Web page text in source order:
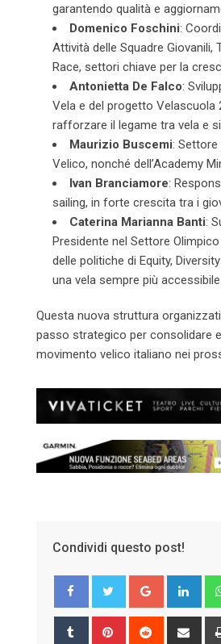
garantendo qualità e
Domenico Foschini:
Attività delle Squadre Giovanili,
Race, settori chiave per la
Antonietta De Falco:
Vela e del progetto Velascuola
rafforzare il legame tra vela e
Maurizio Buscemi:
Velico, nonché dell’Academy
Ivan Branciamore:
sailing, in forte crescita tra i
Caterina Marianna Banti:
Presidente nel Settore
delle politiche di Equity,
una vela sempre più accessibile.
Questa nuova struttura
passo strategico per consolidare
movimento velico italiano nei
Condividi questo post!
Google+
Tumblr Pinterest Reddit